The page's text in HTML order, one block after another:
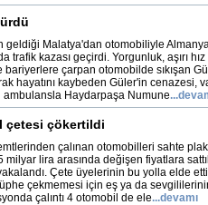
geldiği Malatya'dan otomobiliyle
trafik kazası geçirdi. Yorgunluk, aşırı
bariyerlere çarpan otomobilde sıkışan
hayatını kaybeden Güler'in cenazesi,
ambulansla Haydarpaşa Numune
çetesi çökertildi
çalınan otomobilleri sahte
lira arasında değişen fiyatlara
Çete üyelerinin bu yolla elde
çekmemesi için eş ya da
çalıntı 4 otomobil de ele...devamı